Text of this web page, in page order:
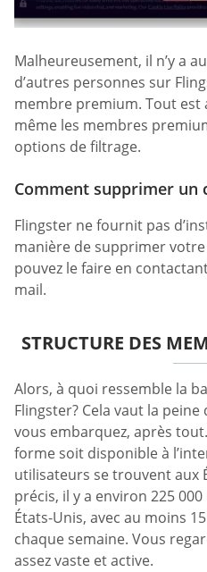
Malheureusement, il n’y a
d’autres personnes sur
membre premium. Tout est
même les membres
options de filtrage.
Comment supprimer un
Flingster ne fournit pas
manière de supprimer
pouvez le faire en
mail.
STRUCTURE DES
Alors, à quoi ressemble la
Flingster? Cela vaut la
vous embarquez, après
forme soit disponible à
utilisateurs se trouvent aux
précis, il y a environ 225
États-Unis, avec au moins
chaque semaine. Vous
assez vaste et active.